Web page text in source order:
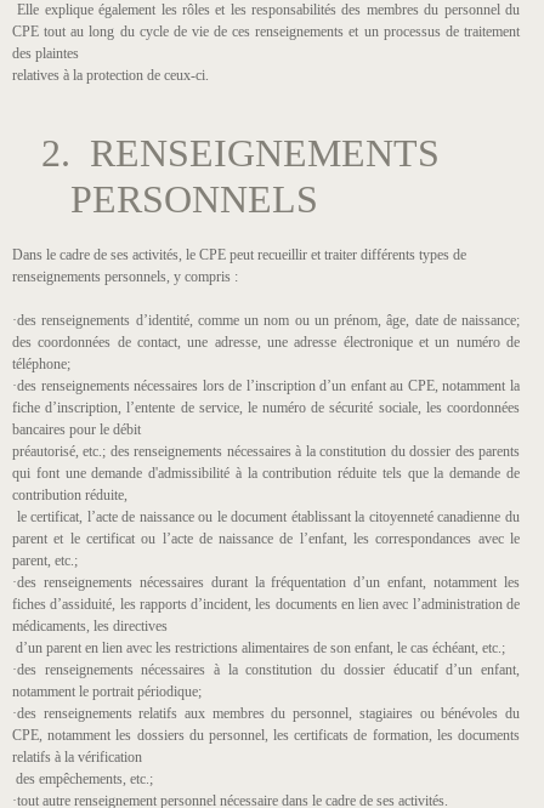
Elle explique également les rôles et les responsabilités des membres du personnel du
CPE tout au long du cycle de vie de ces renseignements et un processus de traitement
des plaintes
relatives à la protection de ceux-ci.
2. RENSEIGNEMENTS
PERSONNELS
Dans le cadre de ses activités, le CPE peut recueillir et traiter différents types de
renseignements personnels, y compris :
·des renseignements d’identité, comme un nom ou un prénom, âge, date de naissance;
des coordonnées de contact, une adresse, une adresse électronique et un numéro de
téléphone;
·des renseignements nécessaires lors de l’inscription d’un enfant au CPE, notamment la
fiche d’inscription, l’entente de service, le numéro de sécurité sociale, les coordonnées
bancaires pour le débit
préautorisé, etc.; des renseignements nécessaires à la constitution du dossier des parents
qui font une demande d'admissibilité à la contribution réduite tels que la demande de
contribution réduite,
le certificat, l’acte de naissance ou le document établissant la citoyenneté canadienne du
parent et le certificat ou l’acte de naissance de l’enfant, les correspondances avec le
parent, etc.;
·des renseignements nécessaires durant la fréquentation d’un enfant, notamment les
fiches d’assiduité, les rapports d’incident, les documents en lien avec l’administration de
médicaments, les directives
d’un parent en lien avec les restrictions alimentaires de son enfant, le cas échéant, etc.;
·des renseignements nécessaires à la constitution du dossier éducatif d’un enfant,
notamment le portrait périodique;
·des renseignements relatifs aux membres du personnel, stagiaires ou bénévoles du
CPE, notamment les dossiers du personnel, les certificats de formation, les documents
relatifs à la vérification
des empêchements, etc.;
·tout autre renseignement personnel nécessaire dans le cadre de ses activités.